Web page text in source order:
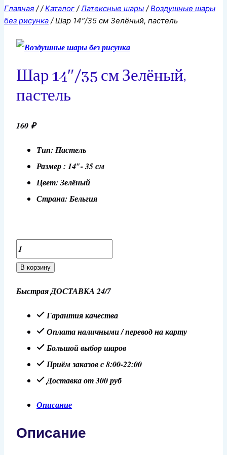
Главная / / Каталог / Латексные шары / Воздушные шары
без рисунка / Шар 14″/35 см Зелёный, пастель
Шар 14″/35 см Зелёный,
пастель
160 ₽
Тип: Пастель
Размер : 14″- 35 см
Цвет: Зелёный
Страна: Бельгия
Количество
товара
14"/35
Зелёный,
пастель
В корзину
Быстрая ДОСТАВКА 24/7
Гарантия качества
Оплата наличными / перевод на карту
Большой выбор шаров
Приём заказов с 8:00-22:00
Доставка от 300 руб
Описание
Описание